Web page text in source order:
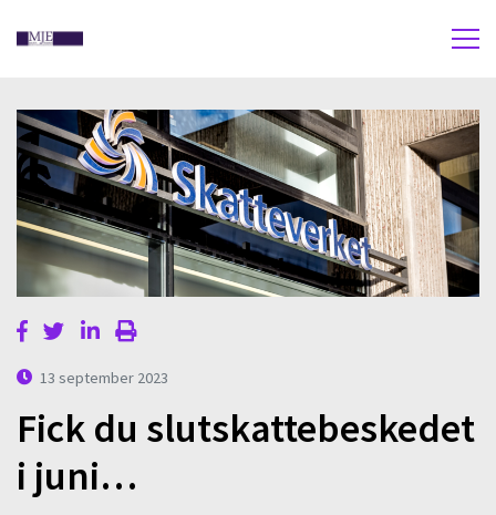
13 september 2023
Fick du slutskattebeskedet
i juni…